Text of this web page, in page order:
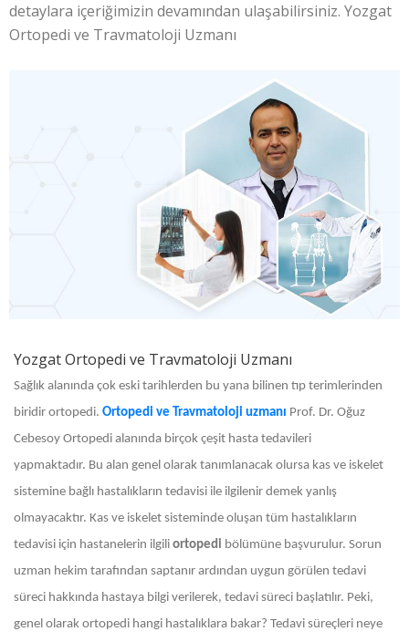
detaylara içeriğimizin devamından ulaşabilirsiniz. Yozgat
Ortopedi ve Travmatoloji Uzmanı
Yozgat Ortopedi ve Travmatoloji Uzmanı
Sağlık alanında çok eski tarihlerden bu yana bilinen tıp terimlerinden
biridir ortopedi. Ortopedi ve Travmatoloji uzmanı Prof. Dr. Oğuz
Cebesoy Ortopedi alanında birçok çeşit hasta tedavileri
yapmaktadır. Bu alan genel olarak tanımlanacak olursa kas ve iskelet
sistemine bağlı hastalıkların tedavisi ile ilgilenir demek yanlış
olmayacaktır. Kas ve iskelet sisteminde oluşan tüm hastalıkların
tedavisi için hastanelerin ilgili ortopedi bölümüne başvurulur. Sorun
uzman hekim tarafından saptanır ardından uygun görülen tedavi
süreci hakkında hastaya bilgi verilerek, tedavi süreci başlatılır. Peki,
genel olarak ortopedi hangi hastalıklara bakar? Tedavi süreçleri neye